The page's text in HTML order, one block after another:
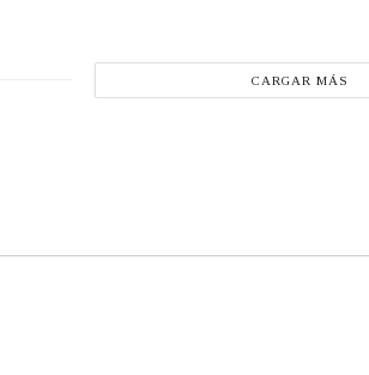
CARGAR MÁS